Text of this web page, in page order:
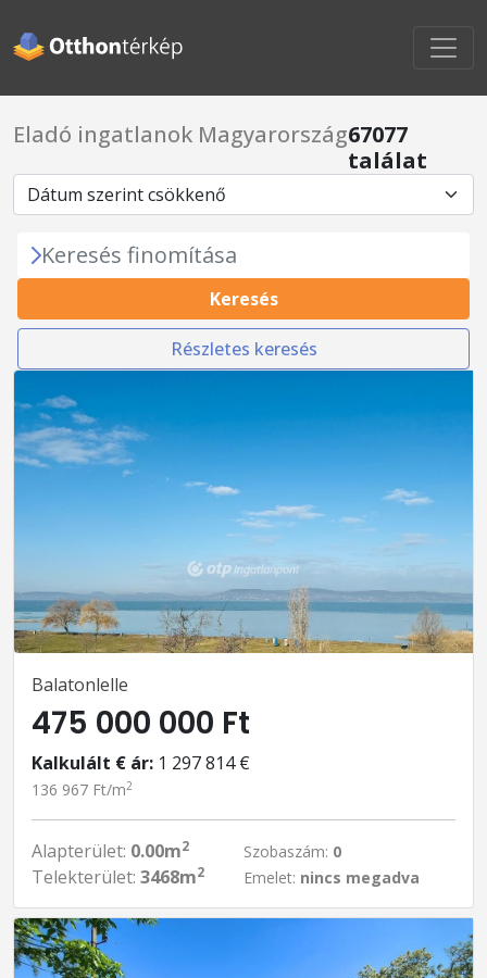
Eladó ingatlanok Magyarország67077
találat
Keresés finomítása
Keresés
Részletes keresés
Balatonlelle
475 000 000 Ft
Kalkulált € ár: 1 297 814 €
136 967 Ft/m2
Alapterület: 0.00m2
Telekterület: 3468m2
Szobaszám: 0
Emelet: nincs megadva